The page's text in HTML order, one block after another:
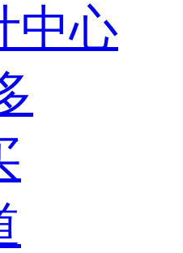
中心